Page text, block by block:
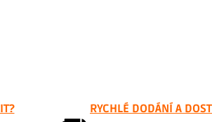
RYCHLÉ DODÁNÍ A